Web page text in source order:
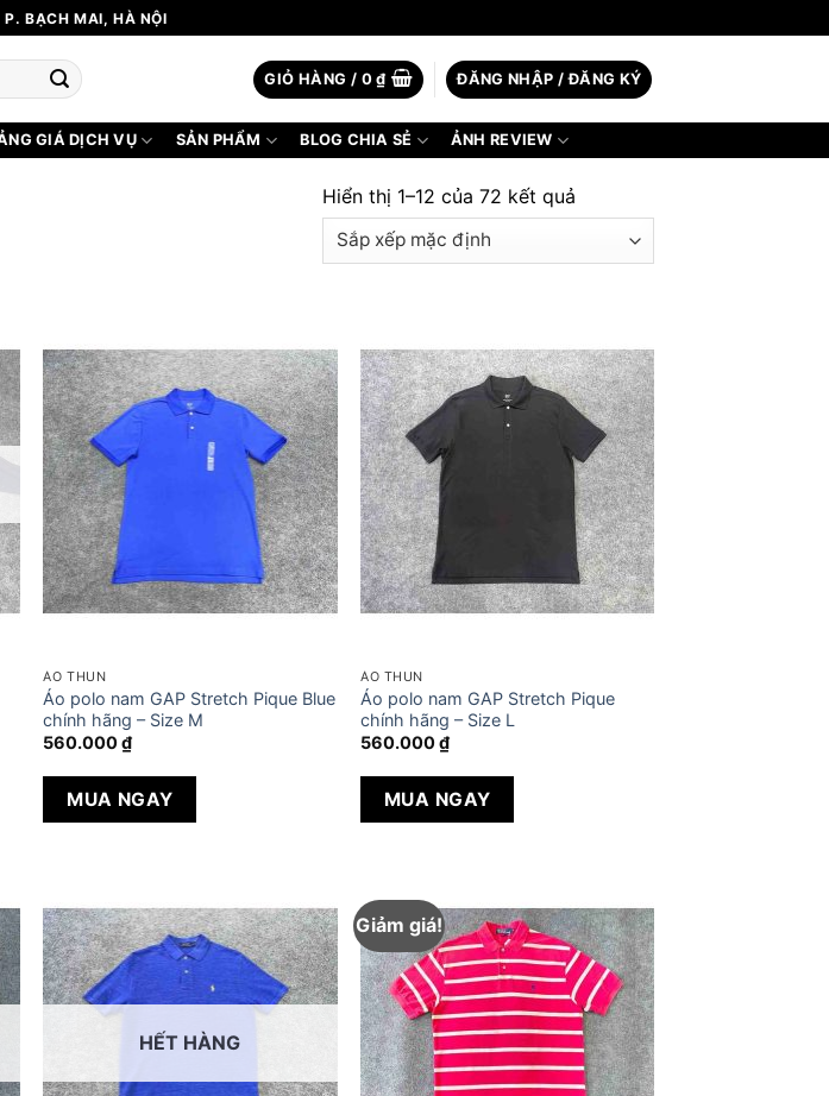
BẠCH MAI, HÀ NỘI
GIỎ HÀNG / 0₫ ĐĂNG NHẬP / ĐĂNG KÝ
GIÁ DỊCH VỤ SẢN PHẨM BLOG CHIA SẺ ẢNH REVIEW
Hiển thị 1–12 của 72 kết quả
ÁO THUN
Áo polo nam GAP Stretch Pique Blue
chính hãng – Size M
560.000₫
MUA NGAY
ÁO THUN
Áo polo nam GAP Stretch Pique
chính hãng – Size L
560.000₫
MUA NGAY
HẾT HÀNG
Giảm giá!